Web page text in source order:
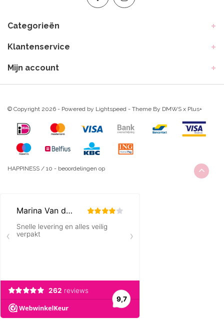
Categorieën
Klantenservice
Mijn account
© Copyright 2026 - Powered by Lightspeed - Theme By DMWS x Plus+
HAPPINESS / 10 - beoordelingen op